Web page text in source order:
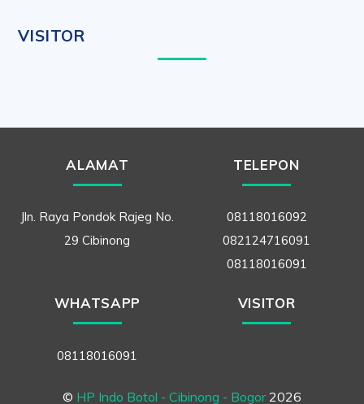
VISITOR
ALAMAT
Jln. Raya Pondok Rajeg No.
29 Cibinong
TELEPON
08118016092
082124716091
08118016091
WHATSAPP
08118016091
VISITOR
© HP Indo Botol - Cibinong - Bogor2026